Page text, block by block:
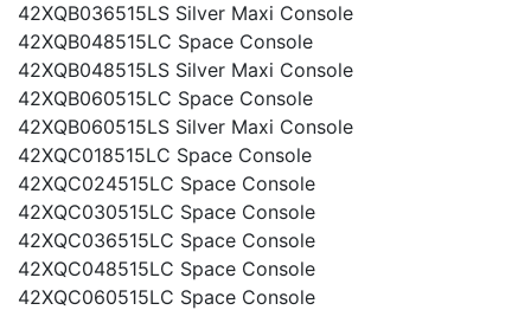
42XQB036515LS Silver Maxi Console
42XQB048515LC Space Console
42XQB048515LS Silver Maxi Console
42XQB060515LC Space Console
42XQB060515LS Silver Maxi Console
42XQC018515LC Space Console
42XQC024515LC Space Console
42XQC030515LC Space Console
42XQC036515LC Space Console
42XQC048515LC Space Console
42XQC060515LC Space Console